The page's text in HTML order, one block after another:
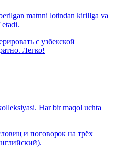
matnni lotindan kirillga va
с узбекской
Легко!
Har bir maqol uchta
и поговорок на трёх